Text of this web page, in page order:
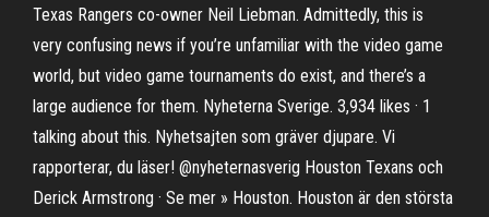
Texas Rangers co-owner Neil Liebman. Admittedly, this is
very confusing news if you’re unfamiliar with the video game
world, but video game tournaments do exist, and there’s a
large audience for them. Nyheterna Sverige. 3,934 likes · 1
talking about this. Nyhetsajten som gräver djupare. Vi
rapporterar, du läser! @nyheternasverig Houston Texans och
Derick Armstrong · Se mer » Houston. Houston är den största